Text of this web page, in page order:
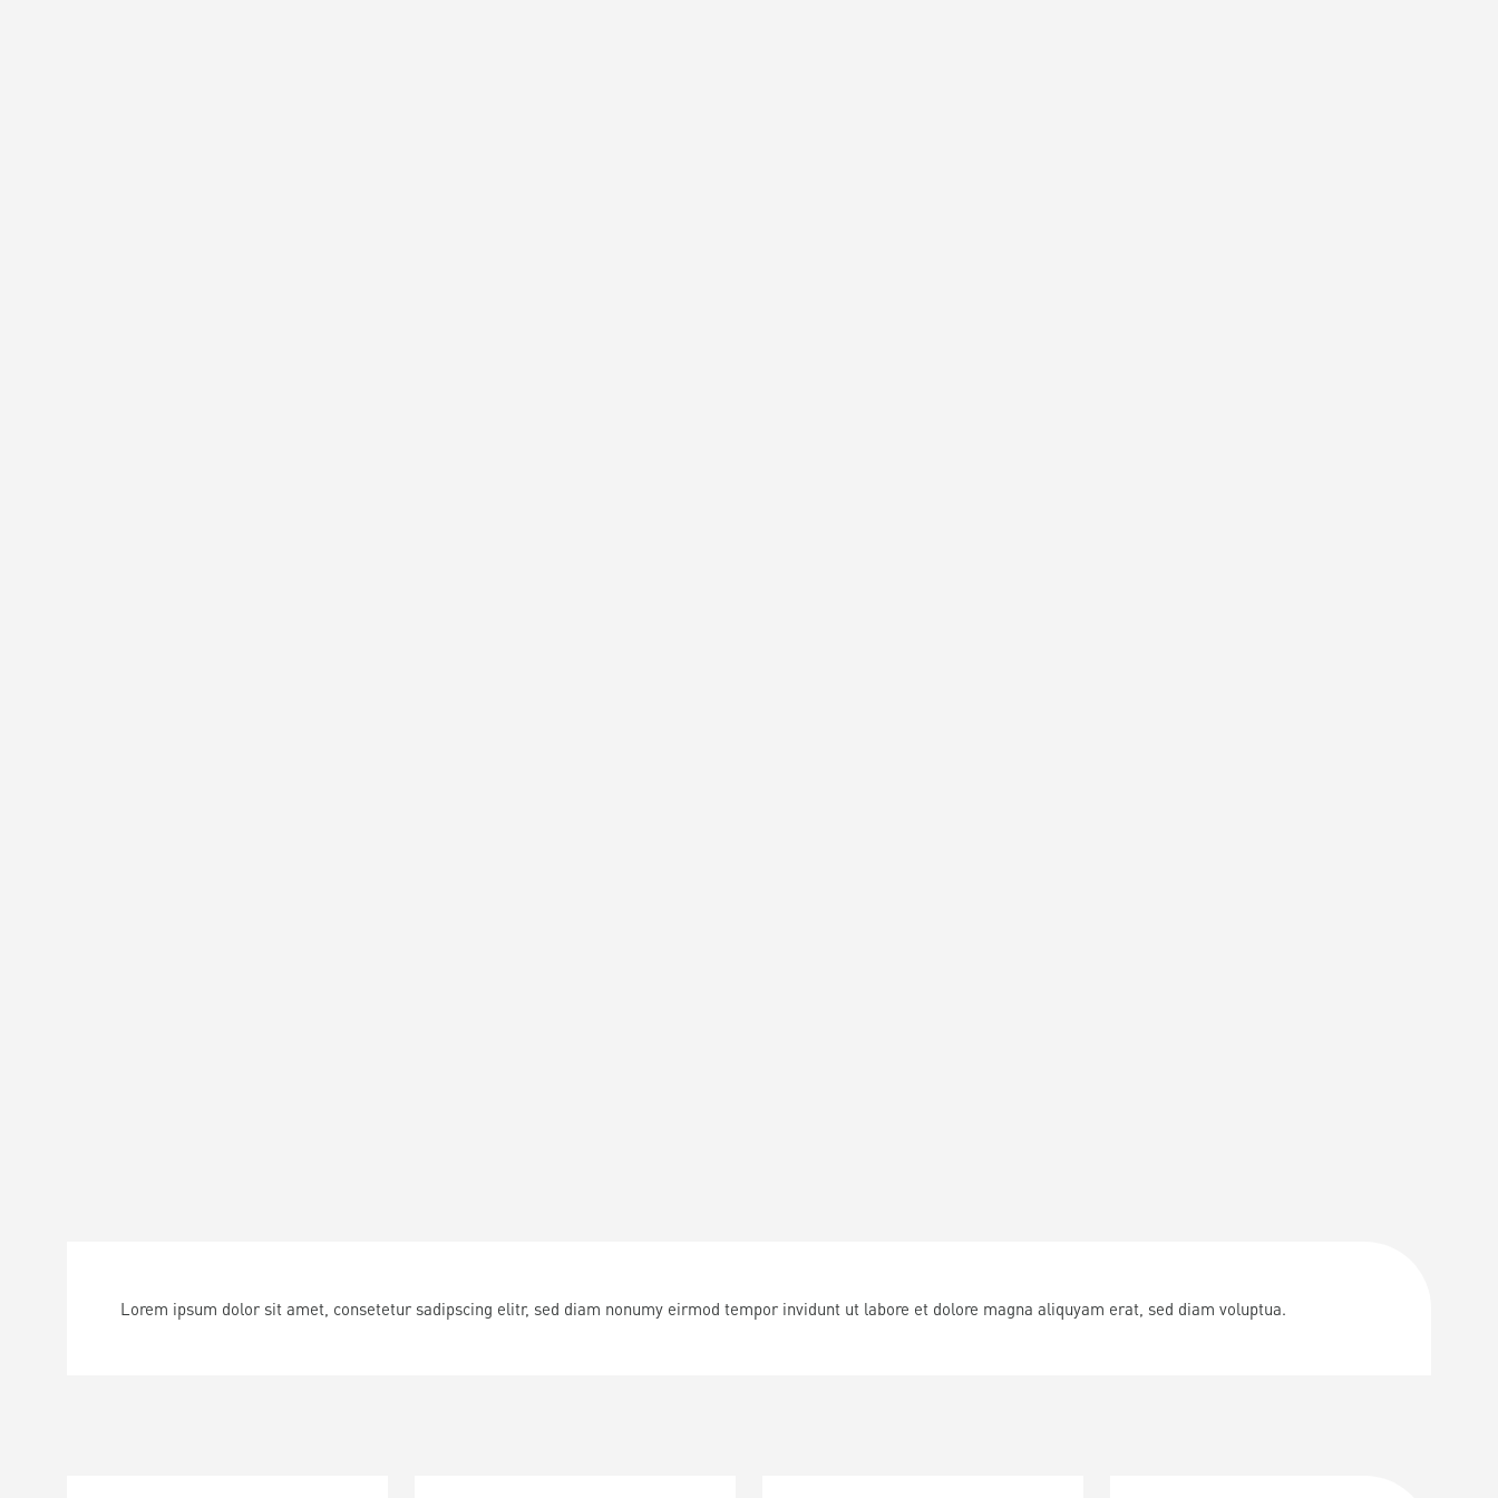
Lorem ipsum dolor sit amet, consetetur sadipscing elitr, sed diam nonumy eirmod tempor invidunt ut labore et dolore magna aliquyam erat, sed diam voluptua.